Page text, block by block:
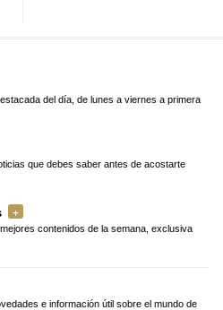
del día, de lunes a viernes a primera
que debes saber antes de acostarte
contenidos de la semana, exclusiva
e información útil sobre el mundo de